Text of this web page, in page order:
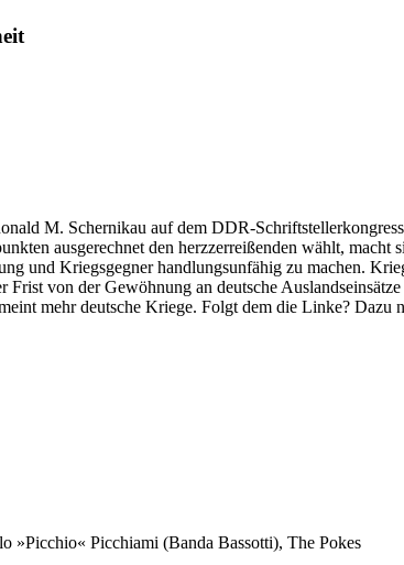
M. Schernikau auf dem DDR-
ausgerechnet den herzzerreißenden wählt,
und Kriegsgegner handlungsunfähig zu machen.
von der Gewöhnung an deutsche
mehr deutsche Kriege. Folgt dem die Linke? Dazu
»Picchio« Picchiami (Banda Bassotti), The Pokes